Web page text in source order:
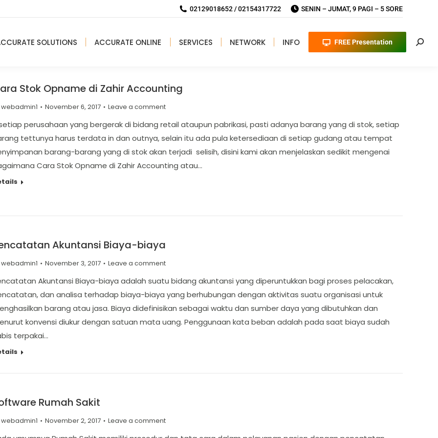
02129018652 / 02154317722 SENIN – JUMAT, 9 PAGI – 5 SORE
SOLUTIONS ACCURATE ONLINE SERVICES NETWORK INFO FREE Presentation
Stok Opname di Zahir Accounting
webadmin1 November 6, 2017 Leave a comment
perusahaan yang bergerak di bidang retail ataupun pabrikasi, pasti adanya barang yang di stok, setiap
tettunya harus terdata in dan outnya, selain itu ada pula ketersediaan di setiap gudang atau tempat
barang-barang yang di stok akan terjadi selisih, disini kami akan menjelaskan sedikit mengenai
Cara Stok Opname di Zahir Accounting atau…
Akuntansi Biaya-biaya
webadmin1 November 3, 2017 Leave a comment
Akuntansi Biaya-biaya adalah suatu bidang akuntansi yang diperuntukkan bagi proses pelacakan,
dan analisa terhadap biaya-biaya yang berhubungan dengan aktivitas suatu organisasi untuk
barang atau jasa. Biaya didefinisikan sebagai waktu dan sumber daya yang dibutuhkan dan
konvensi diukur dengan satuan mata uang. Penggunaan kata beban adalah pada saat biaya sudah
terpakai…
Rumah Sakit
webadmin1 November 2, 2017 Leave a comment